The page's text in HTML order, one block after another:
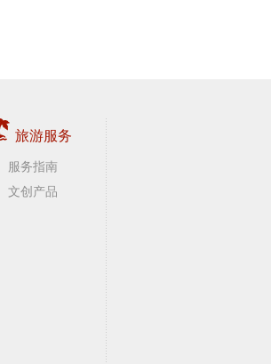
旅游服务
服务指南
文创产品